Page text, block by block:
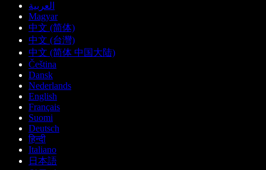
العربية
Magyar
中文 (简体)
中文 (台灣)
中文 (简体 中国大陆)
Čeština
Dansk
Nederlands
English
Français
Suomi
Deutsch
हिन्दी
Italiano
日本語